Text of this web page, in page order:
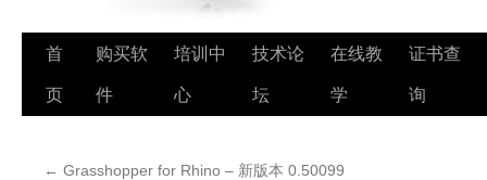
跳
至
首
页
购买软
件
培训中
心
技术论
坛
在线教
学
证书查
询
← Grasshopper for Rhino – 新版本 0.50099